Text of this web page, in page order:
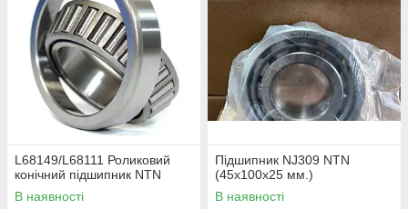
Ширина (B): означає висоту підшипника.
Тип підшипника: NTN пропонує різні типи кулькових
підшипників, включаючи відкриті, закриті, радіальні та
кутового контакту.
Навантажувальні характеристики: вказують на
здатність підшипника переносити певне навантаження
у робочих умовах.
Швидкісні характеристики визначають максимальну
швидкість обертання підшипника без перегріву або
пошкодження.
L68149/L68111 Роликовий
конічний підшипник NTN
В наявності
Підшипник NJ309 NTN
(45х100х25 мм.)
В наявності